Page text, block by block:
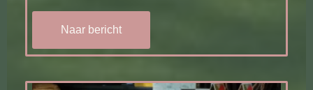
Naar bericht